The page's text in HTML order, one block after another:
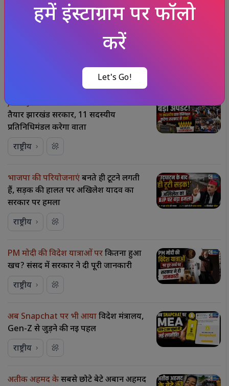
हमें इंस्टाग्राम पर फॉलो
करें
Let's Go!
2013 रेप केस में तरुण तेजपालको 10 साल
की सज़ा, बॉम्बे हाई कोर्ट का बड़ा फैसला
JPSC-JSSC विवाद: छात्रों से बातचीतको
तैयार झारखंड सरकार, 11 सदस्यीय
प्रतिनिधिमंडल करेगा वार्ता
राष्ट्रीय
भाजपा की परियोजनाएंबनते ही टूटने लगती
हैं, सड़क की हालत पर अखिलेश यादव का
सरकार पर हमला
राष्ट्रीय
PM मोदी की विदेश यात्राओं परकितना हुआ
खर्च? संसद में सरकार ने दी पूरी जानकारी
राष्ट्रीय
अब Snapchat पर भी आयाविदेश मंत्रालय,
Gen-Z से जुड़ने की नई पहल
राष्ट्रीय
अतीक अहमद केसबसे छोटे बेटे अबान अहमद